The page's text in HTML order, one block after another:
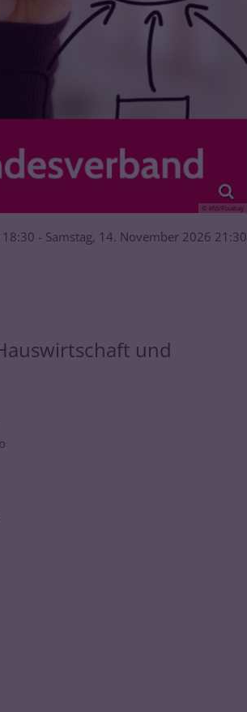
© kfd/Pixabay
- Samstag, 14. November 2026 21:30
und